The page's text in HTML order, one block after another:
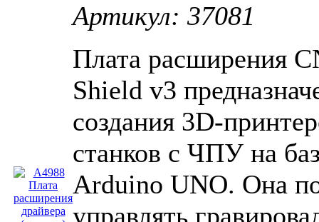
Артикул: 37081
Плата расширения
Shield v3
создания 3D-
станков с ЧПУ на
Arduino UNO. Она
управлять